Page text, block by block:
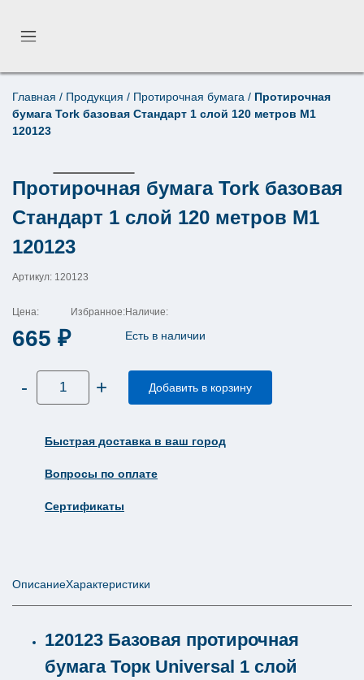
Поиск по товарам
×
Главная / Продукция / Протирочная бумага / Протирочная
бумага Tork базовая Стандарт 1 слой 120 метров М1
120123
Протирочная бумага Tork базовая
Стандарт 1 слой 120 метров М1
120123
Артикул: 120123
Цена:
665 ₽
Избранное:Наличие:
Есть в наличии
-
Количество
товара
бумага
Стандарт
120
М1
120123
+ Добавить в корзину
Быстрая доставка в ваш город
Вопросы по оплате
Сертификаты
ОписаниеХарактеристики
120123 Базовая протирочная
бумага Торк Universal 1 слой